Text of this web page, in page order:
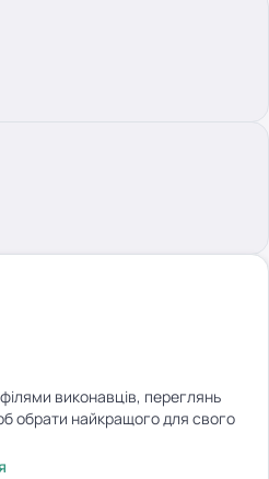
виконавців, переглянь
обрати найкращого для свого